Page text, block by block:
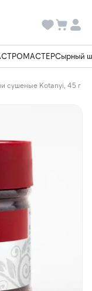
Сырный
сушеные Kotanyi, 45 г